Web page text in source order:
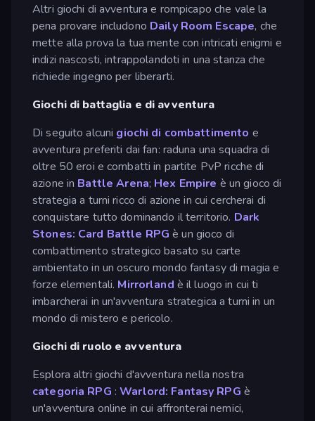
Altri giochi di avventura e rompicapo che vale la
pena provare includono Daily Room Escape, che
mette alla prova la tua mente con intricati enigmi e
indizi nascosti, intrappolandoti in una stanza che
richiede ingegno per liberarti.
Giochi di battaglia e di avventura
Di seguito alcuni giochi di combattimento e
avventura preferiti dai fan: raduna una squadra di
oltre 50 eroi e combatti in partite PvP ricche di
azione in Battle Arena; Hex Empire è un gioco di
strategia a turni ricco di azione in cui cercherai di
conquistare tutto dominando il territorio. Dark
Stones: Card Battle RPG è un gioco di
combattimento strategico basato su carte
ambientato in un oscuro mondo fantasy di magia e
forze elementali. Mirrorland è il luogo in cui ti
imbarcherai in un'avventura strategica a turni in un
mondo di mistero e pericolo.
Giochi di ruolo e avventura
Esplora altri giochi d'avventura nella nostra
categoria RPG :Warlord: Fantasy RPG è
un'avventura online in cui affronterai nemici,